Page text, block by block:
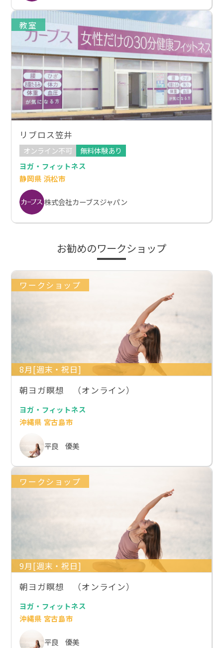
教室
リブロス笠井
オンライン不可
無料体験あり
ヨガ・フィットネス
静岡県 浜松市
株式会社カーブスジャパン
お勧めのワークショップ
ワークショップ
8月[週末・祝日]
朝ヨガ瞑想 （オンライン）
ヨガ・フィットネス
沖縄県 宮古島市
平良 優美
ワークショップ
9月[週末・祝日]
朝ヨガ瞑想 （オンライン）
ヨガ・フィットネス
沖縄県 宮古島市
平良 優美